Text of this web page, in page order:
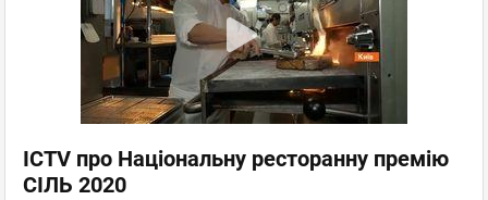
ICTV про Національну ресторанну премію
СІЛЬ 2020